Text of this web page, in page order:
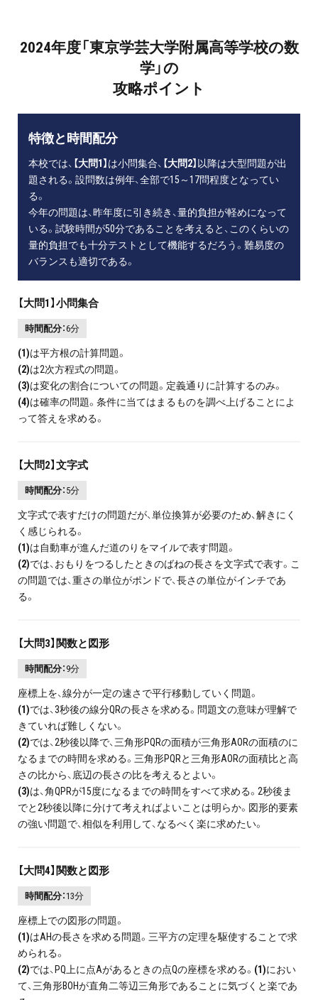
2024年度「東京学芸大学附属高等学校の数
学」の
攻略ポイント
特徴と時間配分
本校では、 【大問1】 は小問集合、 【大問2】 以降は大型問題が出
題される。設問数は例年、全部で15～17問程度となってい
る。
今年の問題は、昨年度に引き続き、量的負担が軽めになって
いる。試験時間が50分であることを考えると、このくらいの
量的負担でも十分テストとして機能するだろう。難易度の
バランスも適切である。
【大問1】小問集合
時間配分：6分
(1)は平方根の計算問題。
(2)は2次方程式の問題。
(3)は変化の割合についての問題。定義通りに計算するのみ。
(4)は確率の問題。条件に当てはまるものを調べ上げることによ
って答えを求める。
【大問2】文字式
時間配分： 5分
文字式で表すだけの問題だが、単位換算が必要のため、解きにく
く感じられる。
(1)は自動車が進んだ道のりをマイルで表す問題。
(2)では、おもりをつるしたときのばねの長さを文字式で表す。こ
の問題では、重さの単位がポンドで、長さの単位がインチであ
る。
【大問3】関数と図形
時間配分： 9分
座標上を、線分が一定の速さで平行移動していく問題。
(1)では、3秒後の線分QRの長さを求める。問題文の意味が理解で
きていれば難しくない。
(2)では、2秒後以降で、三角形PQRの面積が三角形AORの面積のに
なるまでの時間を求める。三角形PQRと三角形AORの面積比と高
さの比から、底辺の長さの比を考えるとよい。
(3)は、角QPRが15度になるまでの時間をすべて求める。2秒後ま
でと2秒後以降に分けて考えればよいことは明らか。図形的要素
の強い問題で、相似を利用して、なるべく楽に求めたい。
【大問4】関数と図形
時間配分：13分
座標上での図形の問題。
(1)はAHの長さを求める問題。三平方の定理を駆使することで求
められる。
(2)では、PQ上に点Aがあるときの点Qの座標を求める。 (1)におい
て、三角形BOHが直角二等辺三角形であることに気づくと楽であ